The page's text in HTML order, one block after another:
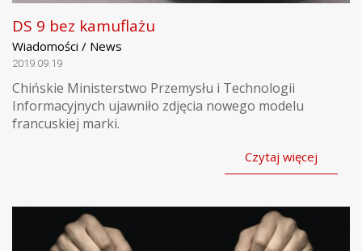
DS 9 bez kamuflażu
Wiadomości / News
2019.09.19
Chińskie Ministerstwo Przemysłu i Technologii
Informacyjnych ujawniło zdjęcia nowego modelu
francuskiej marki.
Czytaj więcej